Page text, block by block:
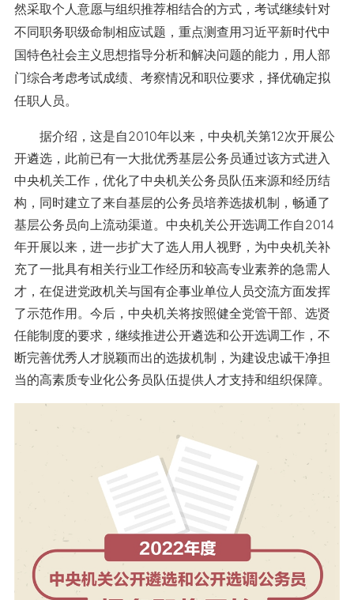
然采取个人意愿与组织推荐相结合的方式，考试继续针对
不同职务职级命制相应试题，重点测查用习近平新时代中
国特色社会主义思想指导分析和解决问题的能力，用人部
门综合考虑考试成绩、考察情况和职位要求，择优确定拟
任职人员。
据介绍，这是自2010年以来，中央机关第12次开展公
开遴选，此前已有一大批优秀基层公务员通过该方式进入
中央机关工作，优化了中央机关公务员队伍来源和经历结
构，同时建立了来自基层的公务员培养选拔机制，畅通了
基层公务员向上流动渠道。中央机关公开选调工作自2014
年开展以来，进一步扩大了选人用人视野，为中央机关补
充了一批具有相关行业工作经历和较高专业素养的急需人
才，在促进党政机关与国有企事业单位人员交流方面发挥
了示范作用。今后，中央机关将按照健全党管干部、选贤
任能制度的要求，继续推进公开遴选和公开选调工作，不
断完善优秀人才脱颖而出的选拔机制，为建设忠诚干净担
当的高素质专业化公务员队伍提供人才支持和组织保障。